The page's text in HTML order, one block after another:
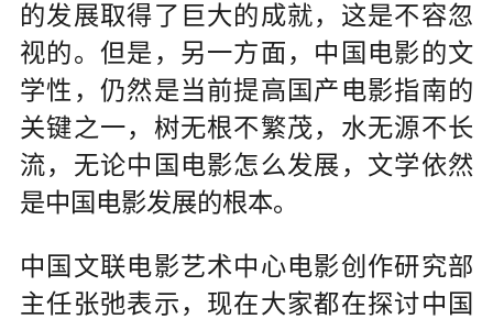
的发展取得了巨大的成就，这是不容忽
视的。但是，另一方面，中国电影的文
学性，仍然是当前提高国产电影指南的
关键之一，树无根不繁茂，水无源不长
流，无论中国电影怎么发展，文学依然
是中国电影发展的根本。
中国文联电影艺术中心电影创作研究部
主任张弛表示，现在大家都在探讨中国